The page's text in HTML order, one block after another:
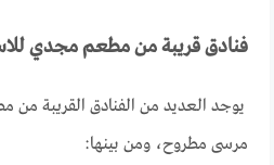
فنادق قريبة من مطعم مجدي
يوجد العديد من الفنادق القريبة
مرسى مطروح، ومن بينها: